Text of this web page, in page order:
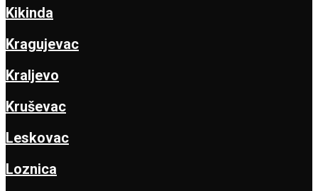
Kikinda
Kragujevac
Kraljevo
Kruševac
Leskovac
Loznica